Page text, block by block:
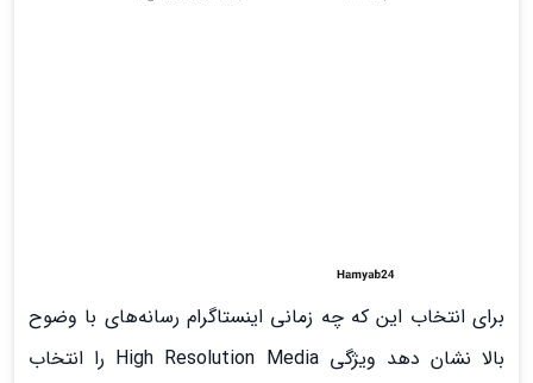
برای انتخاب این که چه زمانی اینستاگرام رسانه‌های با وضوح
بالا نشان دهد ویژگی High Resolution Media را انتخاب